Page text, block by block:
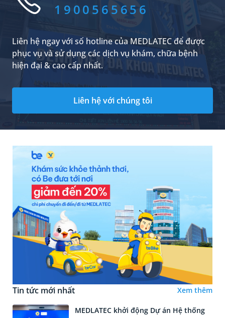
1900565656
Liên hệ ngay với số hotline của MEDLATEC để được
phục vụ và sử dụng các dịch vụ khám, chữa bệnh
hiện đại & cao cấp nhất.
Liên hệ với chúng tôi
Tin tức mới nhất Xem thêm
MEDLATEC khởi động Dự án Hệ thống